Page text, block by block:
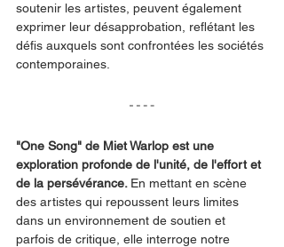
soutenir les artistes, peuvent également
exprimer leur désapprobation, reflétant les
défis auxquels sont confrontées les sociétés
contemporaines.
"One Song" de Miet Warlop est une
exploration profonde de l'unité, de l'effort et
de la persévérance. En mettant en scène
des artistes qui repoussent leurs limites
dans un environnement de soutien et
parfois de critique, elle interroge notre